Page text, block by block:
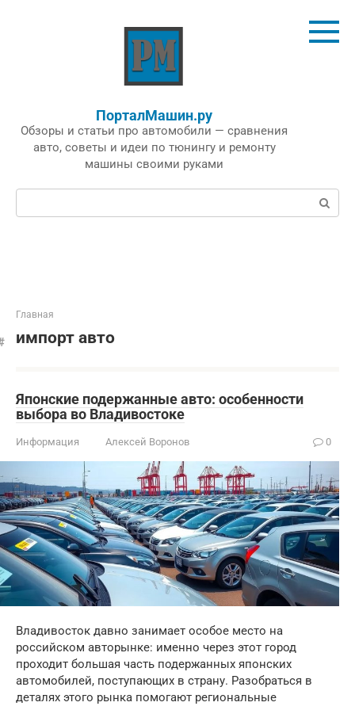
ПорталМашин.ру
Обзоры и статьи про автомобили — сравнения
авто, советы и идеи по тюнингу и ремонту
машины своими руками
Поиск:
Главная
импорт авто
Японские подержанные авто: особенности
выбора во Владивостоке
Информация Алексей Воронов 0
Владивосток давно занимает особое место на
российском авторынке: именно через этот город
проходит большая часть подержанных японских
автомобилей, поступающих в страну. Разобраться в
деталях этого рынка помогают региональные